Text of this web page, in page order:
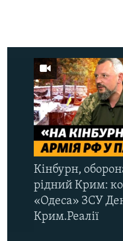
Кінбурн,
рідний Крим:
«Одеса» ЗСУ
Крим.Реалії